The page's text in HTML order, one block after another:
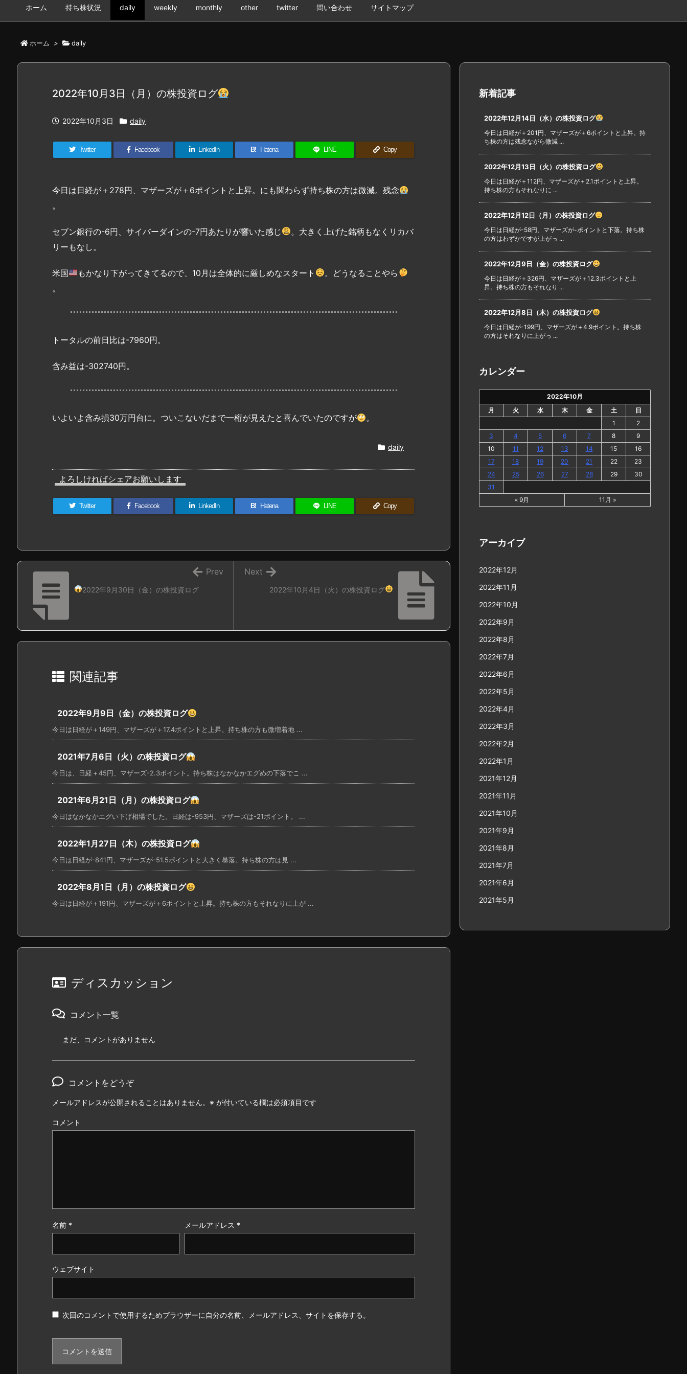
ホーム 持ち株状況 daily weekly monthly other twitter 問い合わせ サイトマップ
ホーム > daily
2022年10月3日（月）の株投資ログ
2022年10月3日 daily
Twitter Facebook LinkedIn B! Hatena LINE Copy
今日は日経が＋278円、マザーズが＋6ポイントと上昇。にも関わらず持ち株の方は微減。残念
。
セブン銀行の-6円、サイバーダインの-7円あたりが響いた感じ
。大きく上げた銘柄もなくリカバ
リーもなし。
米国 もかなり下がってきてるので、10月は全体的に厳しめなスタート
。どうなることやら
。
トータルの前日比は-7960円。
含み益は-302740円。
いよいよ含み損30万円台に。ついこないだまで一桁が見えたと喜んでいたのですが 。
daily
よろしければシェアお願いします
Twitter Facebook LinkedIn B! Hatena LINE Copy
2022年10月4日（火）の株投資ログ
Next
2022年9月30日（金）の株投資ログ
Prev
関連記事
2022年9月9日（金）の株投資ログ
今日は日経が＋149円、マザーズが＋17.4ポイントと上昇。持ち株の方も微増着地 ...
2021年7月6日（火）の株投資ログ
今日は、日経＋45円、マザーズ-2.3ポイント。持ち株はなかなかエグめの下落でこ ...
2021年6月21日（月）の株投資ログ
今日はなかなかエグい下げ相場でした。日経は-953円、マザーズは-21ポイント。 ...
2022年1月27日（木）の株投資ログ
今日は日経が-841円、マザーズが-51.5ポイントと大きく暴落。持ち株の方は見 ...
2022年8月1日（月）の株投資ログ
今日は日経が＋191円、マザーズが＋6ポイントと上昇。持ち株の方もそれなりに上が ...
ディスカッション
コメント一覧
まだ、コメントがありません
コメントをどうぞ
メールアドレスが公開されることはありません。 ※ が付いている欄は必須項目です
コメント
名前 * メールアドレス *
ウェブサイト
次回のコメントで使用するためブラウザーに自分の名前、メールアドレス、サイトを保存する。
新着記事
2022年12月14日（水）の株投資ログ
今日は日経が＋201円、マザーズが＋6ポイントと上昇。持
ち株の方は残念ながら微減 ...
2022年12月13日（火）の株投資ログ
今日は日経が＋112円、マザーズが＋2.1ポイントと上昇。
持ち株の方もそれなりに ...
2022年12月12日（月）の株投資ログ
今日は日経が-58円、マザーズが-ポイントと下落。持ち株
の方はわずかですが上がっ ...
2022年12月9日（金）の株投資ログ
今日は日経が＋326円、マザーズが＋12.3ポイントと上
昇。持ち株の方もそれなり ...
2022年12月8日（木）の株投資ログ
今日は日経が-199円、マザーズが＋4.9ポイント。持ち株
の方はそれなりに上がっ ...
カレンダー
2022年10月
月
火 水 木 金 土
日
1
2
3
4 5 6 7 8
9
10
11 12 13 14 15
16
17
18 19 20 21 22
23
24
25 26 27 28 29
30
31
« 9月
11月 »
アーカイブ
2022年12月
2022年11月
2022年10月
2022年9月
2022年8月
2022年7月
2022年6月
2022年5月
2022年4月
2022年3月
2022年2月
2022年1月
2021年12月
2021年11月
2021年10月
2021年9月
2021年8月
2021年7月
2021年6月
2021年5月